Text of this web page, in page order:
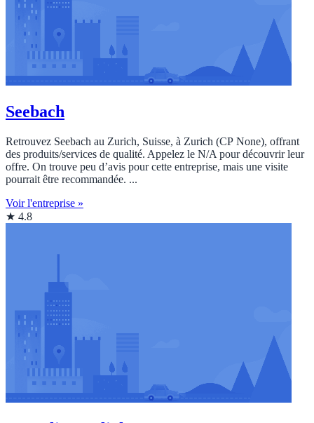
Seebach
Retrouvez Seebach au Zurich, Suisse, à Zurich (CP None), offrant
des produits/services de qualité. Appelez le N/A pour découvrir leur
offre. On trouve peu d’avis pour cette entreprise, mais une visite
pourrait être recommandée. ...
Voir l'entreprise »
★ 4.8